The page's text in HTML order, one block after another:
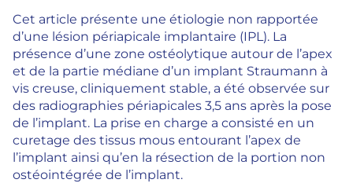
Cet article présente une étiologie non rapportée
d’une lésion périapicale implantaire (IPL). La
présence d’une zone ostéolytique autour de l’apex
et de la partie médiane d’un implant Straumann à
vis creuse, cliniquement stable, a été observée sur
des radiographies périapicales 3,5 ans après la pose
de l’implant. La prise en charge a consisté en un
curetage des tissus mous entourant l’apex de
l’implant ainsi qu’en la résection de la portion non
ostéointégrée de l’implant.